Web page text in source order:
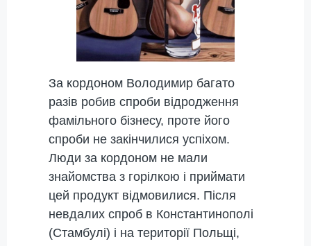
За кордоном Володимир багато
разів робив спроби відродження
фамільного бізнесу, проте його
спроби не закінчилися успіхом.
Люди за кордоном не мали
знайомства з горілкою і приймати
цей продукт відмовилися. Після
невдалих спроб в Константинополі
(Стамбулі) і на території Польщі,